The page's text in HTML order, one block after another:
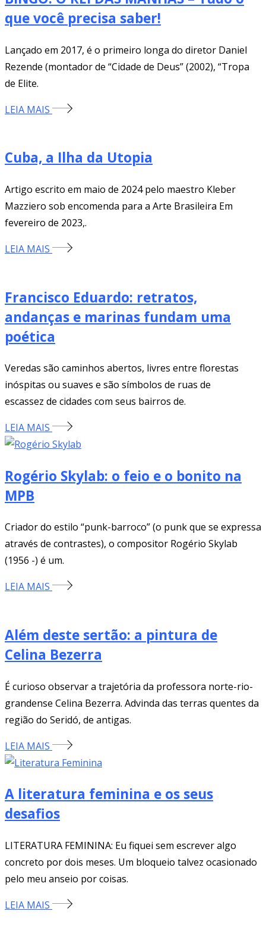
que você precisa saber!
Lançado em 2017, é o primeiro longa do diretor Daniel
Rezende (montador de “Cidade de Deus” (2002), “Tropa
de Elite.
LEIA MAIS
Cuba, a Ilha da Utopia
Artigo escrito em maio de 2024 pelo maestro Kleber
Mazziero sob encomenda para a Arte Brasileira Em
fevereiro de 2023,.
LEIA MAIS
Francisco Eduardo: retratos,
andanças e marinas fundam uma
poética
Veredas são caminhos abertos, livres entre florestas
inóspitas ou suaves e são símbolos de ruas de
escassez de cidades com seus bairros de.
LEIA MAIS
Rogério Skylab: o feio e o bonito na
MPB
Criador do estilo “punk-barroco” (o punk que se expressa
através de contrastes), o compositor Rogério Skylab
(1956 -) é um.
LEIA MAIS
Além deste sertão: a pintura de
Celina Bezerra
É curioso observar a trajetória da professora norte-rio-
grandense Celina Bezerra. Advinda das terras quentes da
região do Seridó, de antigas.
LEIA MAIS
A literatura feminina e os seus
desafios
LITERATURA FEMININA: Eu fiquei sem escrever algo
concreto por dois meses. Um bloqueio talvez ocasionado
pelo meu anseio por coisas.
LEIA MAIS